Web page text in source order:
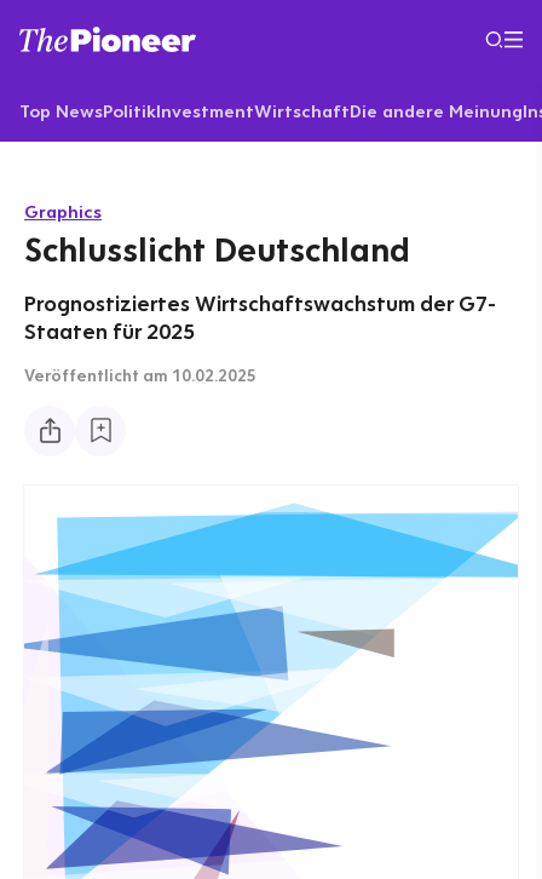
Top NewsPolitikInvestmentWirtschaftDie andere Meinung
Graphics
Schlusslicht Deutschland
Prognostiziertes Wirtschaftswachstum der G7-
Staaten für 2025
Veröffentlicht am 10.02.2025